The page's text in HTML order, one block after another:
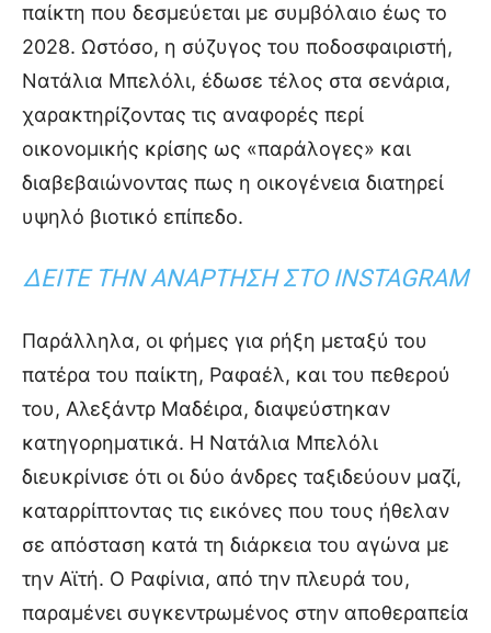
παίκτη που δεσμεύεται με συμβόλαιο έως το
2028. Ωστόσο, η σύζυγος του ποδοσφαιριστή,
Νατάλια Μπελόλι, έδωσε τέλος στα σενάρια,
χαρακτηρίζοντας τις αναφορές περί
οικονομικής κρίσης ως «παράλογες» και
διαβεβαιώνοντας πως η οικογένεια διατηρεί
υψηλό βιοτικό επίπεδο.
ΔΕΊΤΕ ΤΗΝ ΑΝΆΡΤΗΣΗ ΣΤΟ INSTAGRAM
Παράλληλα, οι φήμες για ρήξη μεταξύ του
πατέρα του παίκτη, Ραφαέλ, και του πεθερού
του, Αλεξάντρ Μαδέιρα, διαψεύστηκαν
κατηγορηματικά. Η Νατάλια Μπελόλι
διευκρίνισε ότι οι δύο άνδρες ταξιδεύουν μαζί,
καταρρίπτοντας τις εικόνες που τους ήθελαν
σε απόσταση κατά τη διάρκεια του αγώνα με
την Αϊτή. Ο Ραφίνια, από την πλευρά του,
παραμένει συγκεντρωμένος στην αποθεραπεία